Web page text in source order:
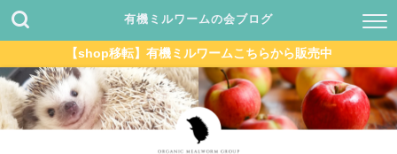
有機ミルワームの会ブログ
【shop移転】有機ミルワームこちらから販売中